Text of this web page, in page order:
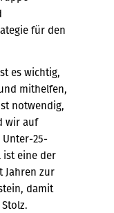
für den
es wichtig,
mithelfen,
notwendig,
wir auf
25-
ist eine der
Jahren zur
damit